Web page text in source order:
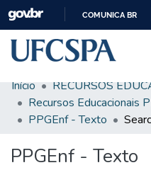
COMUNICA BR
Comunidades & Coleções
Busca Facetada
Estatísticas
Início
PPGEnf - Texto
PPGEnf - Texto